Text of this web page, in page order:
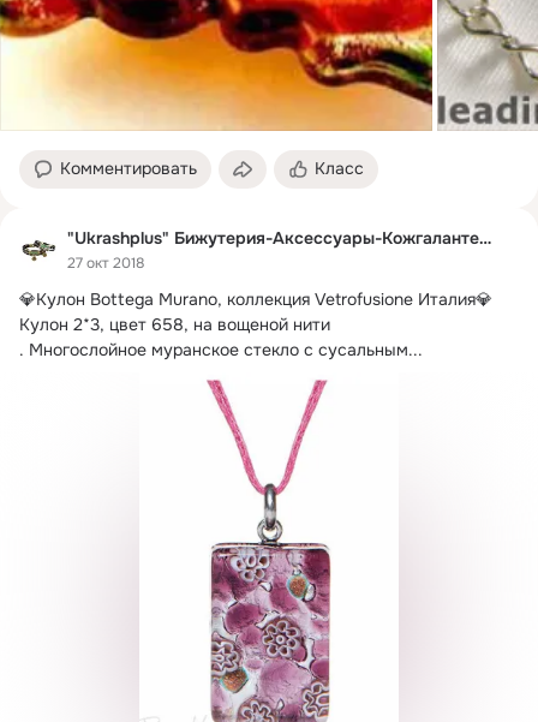
Комментировать Класс
"Ukrashplus" Бижутерия-Аксессуары-Кожгалантерея
27 окт 2018
💎Кулон Bottega Murano, коллекция Vetrofusione Италия💎
Кулон 2*3, цвет 658, на вощеной нити
. Многослойное муранское стекло с сусальным...